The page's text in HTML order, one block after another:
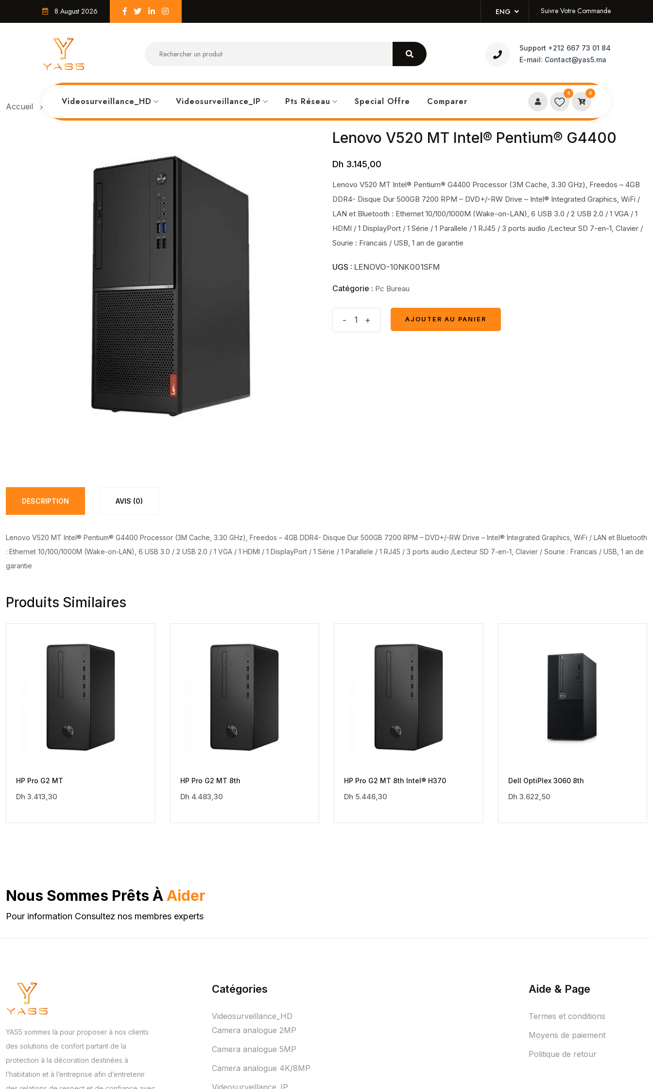
8 August 2026 ENG Suivre Votre Commande
Support +212 667 73 01 84
E-mail: Contact@yas5.ma
Videosurveillance_HD Videosurveillance_IP Pts Réseau Special Offre Comparer
0 0
Accueil Lenovo V520 MT Intel® Pentium® G4400
Lenovo V520 MT Intel® Pentium® G4400
Dh 3.145,00
Lenovo V520 MT Intel® Pentium® G4400 Processor (3M Cache, 3.30 GHz), Freedos – 4GB
DDR4- Disque Dur 500GB 7200 RPM – DVD+/-RW Drive – Intel® Integrated Graphics, WiFi /
LAN et Bluetooth : Ethernet 10/100/1000M (Wake-on-LAN), 6 USB 3.0 / 2 USB 2.0 / 1 VGA / 1
HDMI / 1 DisplayPort / 1 Série / 1 Parallele / 1 RJ45 / 3 ports audio /Lecteur SD 7-en-1, Clavier /
Sourie : Francais / USB, 1 an de garantie
UGS : LENOVO-10NK001SFM
Catégorie : Pc Bureau
- +
AJOUTER AU PANIER
DESCRIPTION AVIS (0)
Lenovo V520 MT Intel® Pentium® G4400 Processor (3M Cache, 3.30 GHz), Freedos – 4GB DDR4- Disque Dur 500GB 7200 RPM – DVD+/-RW Drive – Intel® Integrated Graphics, WiFi / LAN et Bluetooth
: Ethernet 10/100/1000M (Wake-on-LAN), 6 USB 3.0 / 2 USB 2.0 / 1 VGA / 1 HDMI / 1 DisplayPort / 1 Série / 1 Parallele / 1 RJ45 / 3 ports audio /Lecteur SD 7-en-1, Clavier / Sourie : Francais / USB, 1 an de
garantie
Produits Similaires
HP Pro G2 MT
Dh 3.413,30
HP Pro G2 MT 8th
Dh 4.483,30
HP Pro G2 MT 8th Intel® H370
Dh 5.446,30
Dell OptiPlex 3060 8th
Dh 3.622,50
Nous Sommes Prêts ÀAider
Pour information Consultez nos membres experts
YAS5 sommes là pour proposer à nos clients
des solutions de confort partant de la
protection à la décoration destinées à
l’habitation et à l’entreprise afin d’entretenir
Catégories
Videosurveillance_HD
Camera analogue 2MP
Camera analogue 5MP
Camera analogue 4K/8MP
Videosurveillance_IP
Aide & Page
Termes et conditions
Moyens de paiement
Politique de retour